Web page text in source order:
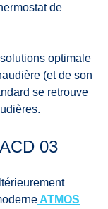
de
optimale
(et de son
se retrouve
03
ATMOS